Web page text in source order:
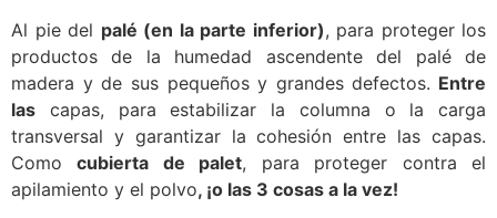
Al pie del palé (en la parte inferior), para proteger los
productos de la humedad ascendente del palé de
madera y de sus pequeños y grandes defectos. Entre
las capas, para estabilizar la columna o la carga
transversal y garantizar la cohesión entre las capas.
Comocubierta de palet, para proteger contra el
apilamiento y el polvo, ¡o las 3 cosas a la vez!